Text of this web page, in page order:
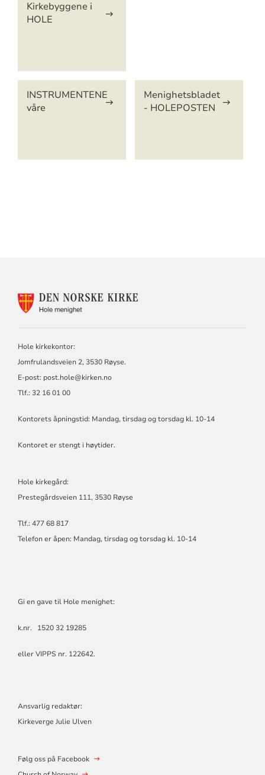
Kirkebyggene i
HOLE
INSTRUMENTENE
våre
Menighetsbladet
- HOLEPOSTEN
Hole kirkekontor:
Jomfrulandsveien 2, 3530 Røyse.
E-post: post.hole@kirken.no
Tlf.: 32 16 01 00
Kontorets åpningstid: Mandag, tirsdag og torsdag kl. 10-14
Kontoret er stengt i høytider.
Hole kirkegård:
Prestegårdsveien 111, 3530 Røyse
Tlf.: 477 68 817
Telefon er åpen: Mandag, tirsdag og torsdag kl. 10-14
Gi en gave til Hole menighet:
k.nr. 1520 32 19285
eller VIPPS nr. 122642.
Ansvarlig redaktør:
Kirkeverge Julie Ulven
Følg oss på Facebook